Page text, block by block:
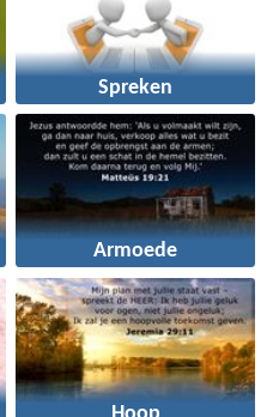
Spreken
Armoede